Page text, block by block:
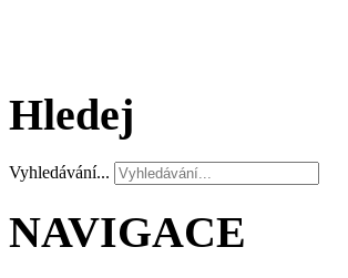
Hledej
Vyhledávání...
NAVIGACE